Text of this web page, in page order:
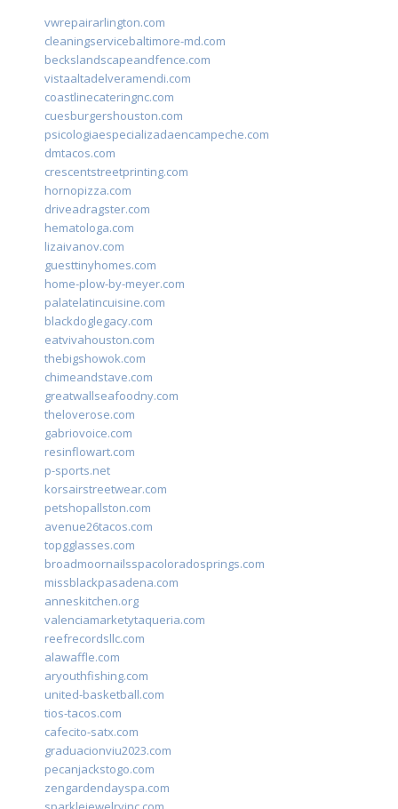
vwrepairarlington.com
cleaningservicebaltimore-md.com
beckslandscapeandfence.com
vistaaltadelveramendi.com
coastlinecateringnc.com
cuesburgershouston.com
psicologiaespecializadaencampeche.com
dmtacos.com
crescentstreetprinting.com
hornopizza.com
driveadragster.com
hematologa.com
lizaivanov.com
guesttinyhomes.com
home-plow-by-meyer.com
palatelatincuisine.com
blackdoglegacy.com
eatvivahouston.com
thebigshowok.com
chimeandstave.com
greatwallseafoodny.com
theloverose.com
gabriovoice.com
resinflowart.com
p-sports.net
korsairstreetwear.com
petshopallston.com
avenue26tacos.com
topgglasses.com
broadmoornailsspacoloradosprings.com
missblackpasadena.com
anneskitchen.org
valenciamarketytaqueria.com
reefrecordsllc.com
alawaffle.com
aryouthfishing.com
united-basketball.com
tios-tacos.com
cafecito-satx.com
graduacionviu2023.com
pecanjackstogo.com
zengardendayspa.com